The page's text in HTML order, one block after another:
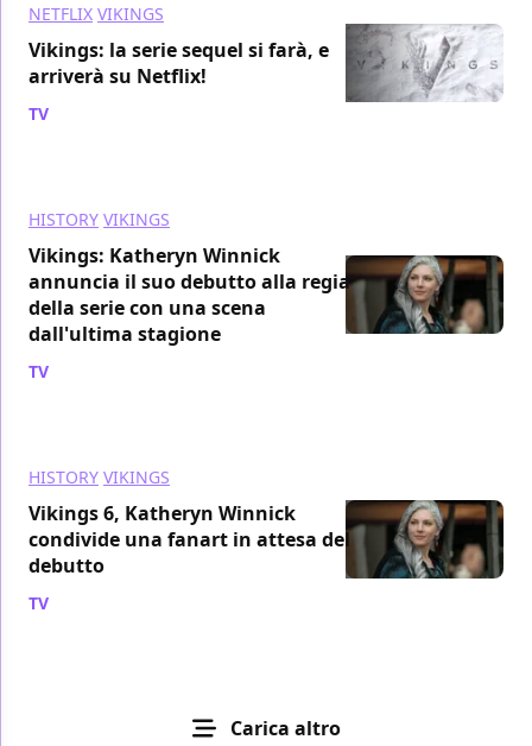
NETFLIX VIKINGS
Vikings: la serie sequel si farà, e
arriverà su Netflix!
TV
HISTORY VIKINGS
Vikings: Katheryn Winnick
annuncia il suo debutto alla regia
della serie con una scena
dall'ultima stagione
TV
HISTORY VIKINGS
Vikings 6, Katheryn Winnick
condivide una fanart in attesa del
debutto
TV
Carica altro